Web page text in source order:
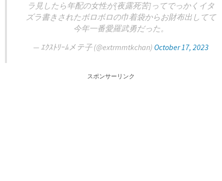
ラ見したら年配の女性が[夜露死苦]ってでっかくイタ
ズラ書きされたボロボロの巾着袋からお財布出してて
今年一番愛羅武勇だった。
— ｴｸｽﾄﾘｰﾑメテ子 (@extrmmtkchan) October 17, 2023
スポンサーリンク